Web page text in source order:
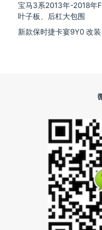
宝马3系2013年-2018年
叶子板、后杠大包围
新款保时捷卡宴9Y0 改